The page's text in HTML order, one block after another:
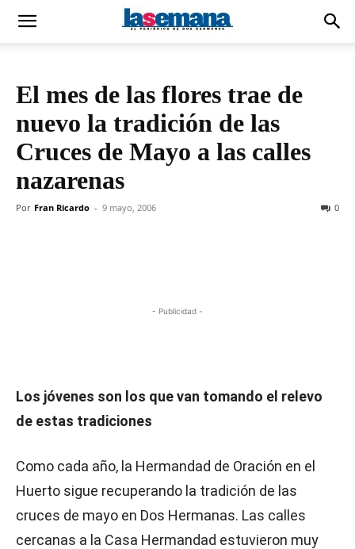
El mes de las flores trae de
nuevo la tradición de las
Cruces de Mayo a las calles
nazarenas
Por Fran Ricardo - 9 mayo, 2006 0
- Publicidad -
Los jóvenes son los que van tomando el relevo
de estas tradiciones
Como cada año, la Hermandad de Oración en el
Huerto sigue recuperando la tradición de las
cruces de mayo en Dos Hermanas. Las calles
cercanas a la Casa Hermandad estuvieron muy